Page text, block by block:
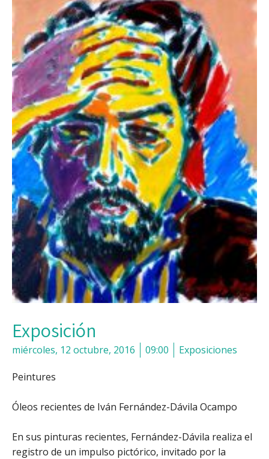
Exposición
miércoles, 12 octubre, 2016 09:00 Exposiciones
Peintures
Óleos recientes de Iván Fernández-Dávila Ocampo
En sus pinturas recientes, Fernández-Dávila realiza el
registro de un impulso pictórico, invitado por la